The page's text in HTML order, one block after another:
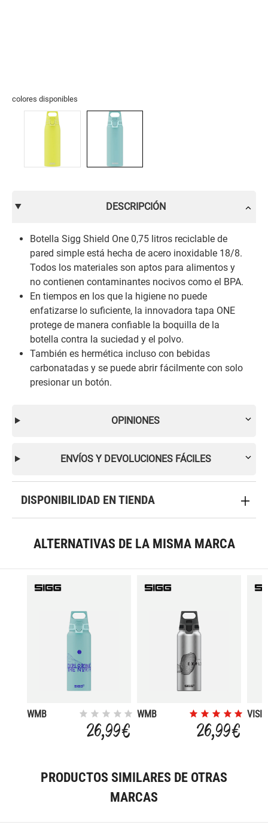
colores disponibles
DESCRIPCIÓN
Botella Sigg Shield One 0,75 litros reciclable de
pared simple está hecha de acero inoxidable 18/8.
Todos los materiales son aptos para alimentos y
no contienen contaminantes nocivos como el BPA.
En tiempos en los que la higiene no puede
enfatizarse lo suficiente, la innovadora tapa ONE
protege de manera confiable la boquilla de la
botella contra la suciedad y el polvo.
También es hermética incluso con bebidas
carbonatadas y se puede abrir fácilmente con solo
presionar un botón.
OPINIONES
ENVÍOS Y DEVOLUCIONES FÁCILES
DISPONIBILIDAD EN TIENDA
ALTERNATIVAS DE LA MISMA MARCA
WMB
26,99 €
WMB
26,99 €
PRODUCTOS SIMILARES DE OTRAS
MARCAS